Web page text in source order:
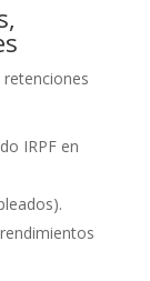
retenciones
IRPF en